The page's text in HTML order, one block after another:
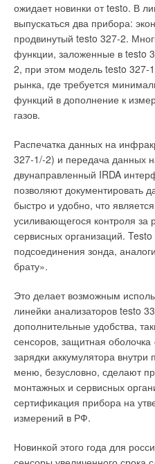
ожидает новинки от testo. В
выпускаться два прибора:
продвинутый testo 327-2.
функции, заложенные в testo
2, при этом модель testo 327-
рынка, где требуется
функций в дополнение к
газов.
Распечатка данных на
327-1/-2) и передача данных
двунаправленный IRDA
позволяют документировать
быстро и удобно, что
усиливающегося контроля за
сервисных организаций.
подсоединения зонда,
брату».
Это делает возможным
линейки анализаторов testo
дополнительные удобства,
сенсоров, защитная
зарядки аккумулятора внутри
меню, безусловно, сделают
монтажных и сервисных
сертификация прибора на
измерений в РФ.
Новинкой этого года для